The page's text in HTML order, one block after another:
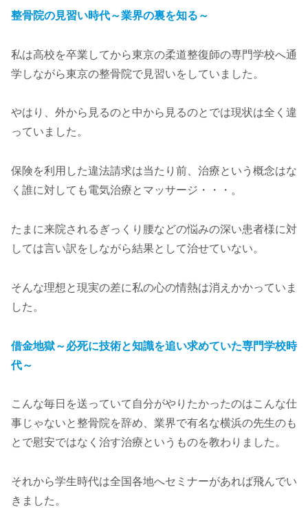
整骨院の見習い時代～業界の裏を知る～
私は高校を卒業してから東京の柔道整復師の専門学校へ通
学しながら東京の整骨院で見習いをしていました。
やはり、外から見るのと中から見るのとでは現状は全く違
っていました。
保険を利用した違法請求は当たり前、治療という概念はな
く誰に対しても電気治療とマッサージ・・・。
たまに来院されるぎっくり腰などの悩みの深い患者様に対
しては言い訳をしながら結果として治せていない。
そんな理想と現実の差に私の心の情熱は消えかかっていま
した。
借金地獄～必死に技術と知識を追い求めていた専門学校時
代～
こんな毎日を送っていて自分がやりたかったのはこんな仕
事じゃないと整骨院を辞め、業界で有名な横浜の先生のも
とで慰安ではなく治す治療というものを教わりました。
それから学生時代は全国各地へセミナーがあれば飛んでい
きました。